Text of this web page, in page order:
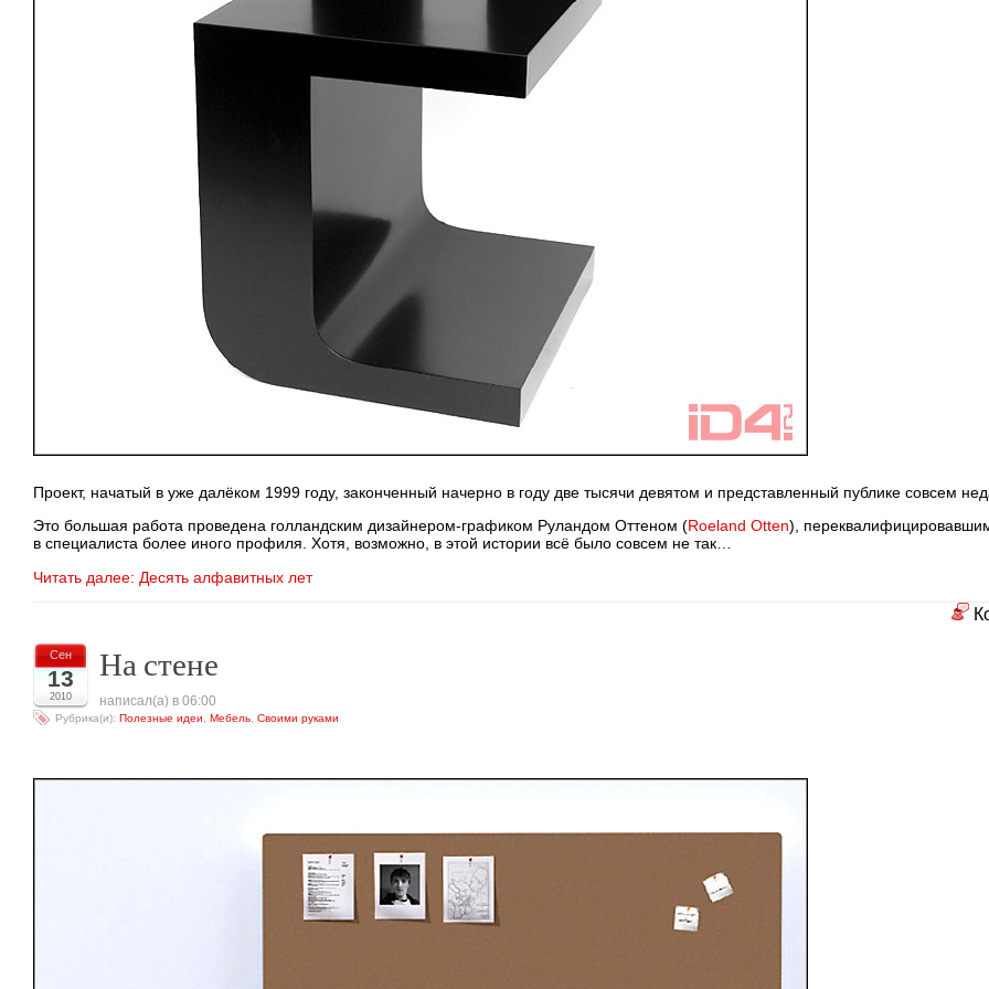
Проект, начатый в уже далёком 1999 году, законченный начерно в году две тысячи девятом и представленный публике совсем
Это большая работа проведена голландским дизайнером-графиком Руландом Оттеном (Roeland Otten),
в специалиста более иного профиля. Хотя, возможно, в этой истории всё было совсем не так…
Читать далее: Десять алфавитных лет
Сен
13
2010
На стене
написал(а) в 06:00
Рубрика(и): Полезные идеи Мебель Своими руками